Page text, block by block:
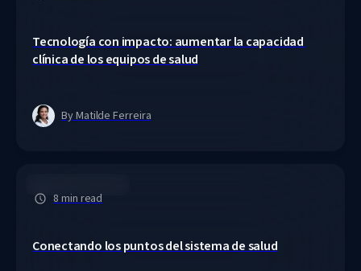
Tecnología con impacto: aumentar la capacidad
clínica de los equipos de salud
By Matilde Ferreira
8 min read
Conectando los puntos del sistema de salud